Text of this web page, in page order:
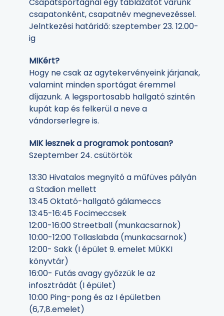
csapatonként, csapatnév megnevezéssel.
Jelntkezési határidő: szeptember 23. 12.00-
ig
MIKért?
Hogy ne csak az agytekervényeink járjanak,
valamint minden sportágat éremmel
díjazunk. A legsportosabb hallgató szintén
kupát kap és felkerül a neve a
vándorserlegre is.
MIK lesznek a programok pontosan?
Szeptember 24. csütörtök
13:30 Hivatalos megnyitó a műfüves pályán
a Stadion mellett
13:45 Oktató-hallgató gálameccs
13:45-16:45 Focimeccsek
12:00-16:00 Streetball (munkacsarnok)
10:00-12:00 Tollaslabda (munkacsarnok)
12:00- Sakk (I épület 9. emelet MÜKKI
könyvtár)
16:00- Futás avagy győzzük le az
infosztrádát (I épület)
10:00 Ping-pong és az I épületben
(6,7,8.emelet)